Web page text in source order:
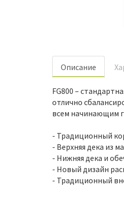
Oписание
FG800 –
отлично
всем начинающим
- Традиционный
- Верхняя дека из
- Нижняя дека и
- Новый дизайн
- Традиционный